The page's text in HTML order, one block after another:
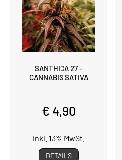
SANTHICA 27 -
CANNABIS SATIVA
€ 4,90
inkl. 13% MwSt.
DETAILS